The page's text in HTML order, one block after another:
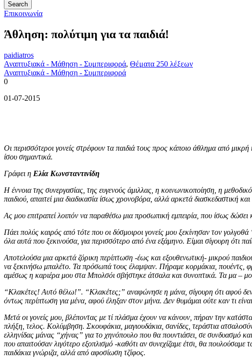
Επικοινωνία
Άθληση: πολύτιμη για τα παιδιά!
paidiatros
Αναπτυξιακά - Μάθηση - Συμπεριφορά, Θέματα 250 λέξεων
Αναπτυξιακά - Μάθηση - Συμπεριφορά
0
01-07-2015
Οι περισσότεροι γονείς στρέφουν τα παιδιά τους προς κάποιο άθλημα από
ίσου σημαντικά.
Γράφει η Ελία Κωνσταντινίδη
Η έννοια της συνεργασίας, της ευγενούς άμιλλας, η κοινωνικοποίηση, η
παιδιού, απαιτεί μια διαδικασία ίσως χρονοβόρα, αλλά αρκετά διασκεδαστική και
Ας μου επιτραπεί λοιπόν να παραθέσω μια προσωπική εμπειρία, που ίσως
Πάει πολύς καιρός από τότε που οι δύσμοιροι γονείς μου ξεκίνησαν τον
όλα αυτά που ξεκινούσα, για περισσότερο από ένα εξάμηνο. Είμαι σίγουρη ότι
Αποτελούσα μια αρκετά ζόρικη περίπτωση -έως και εξουθενωτική- μικρού
να ξεκινήσω μπαλέτο. Τα πρόσωπά τους έλαμψαν. Πήραμε κορμάκια, πουέντς,
αμέσως η καριέρα μου στα Μπολσόι σβήστηκε άτσαλα και συνοπτικά. Τα μα –
“Κλακέτες! Αυτό θέλω!”. “Κλακέτες;” αναφώνησε η μάνα, σίγουρη ότι αφού
όντως περίπτωση για μένα, αφού έληξαν στον μήνα. Δεν θυμάμαι ούτε καν τι
Μετά οι γονείς μου, βλέποντας με τί πλάσμα έχουν να κάνουν, πήραν την
πλήξη, τελος. Κολύμβηση. Σκουφάκια, μαγιουδάκια, σανίδες, τεράστια
ελληνίδας μάνας “χήνας” για το χηνόπουλο που θα πουντιάσει, σε συνδυασμό
που απαιτούσαν λιγότερο εξοπλισμό -καθότι αν συνεχίζαμε έτσι, θα
παιδάκια γνώριζα, αλλά από αφοσίωση τζίφος.